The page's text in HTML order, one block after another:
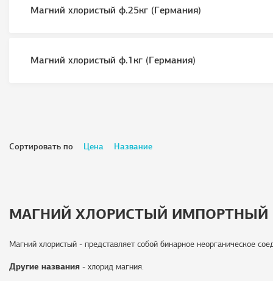
Магний хлористый ф.25кг (Германия)
Магний хлористый ф.1кг (Германия)
Сортировать по Цена Название
МАГНИЙ ХЛОРИСТЫЙ ИМПОРТНЫЙ
Магний хлористый - представляет собой бинарное неорганическое
Другие названия - хлорид магния.